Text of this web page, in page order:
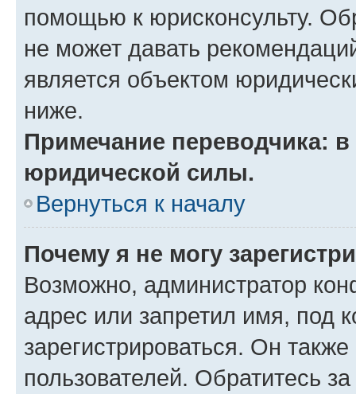
помощью к юрисконсульту.
не может давать
является объектом
ниже.
Примечание переводчика:
юридической силы.
Вернуться к началу
Почему я не могу
Возможно, администратор
адрес или запретил имя, под
зарегистрироваться. Он
пользователей. Обратитесь